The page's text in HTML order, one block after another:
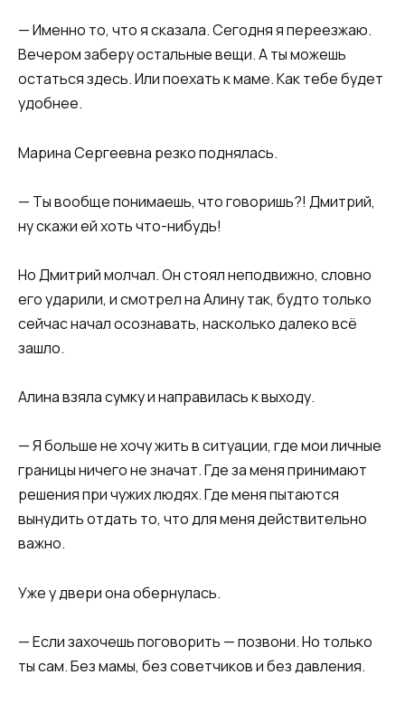
— Именно то, что я сказала. Сегодня я переезжаю.
Вечером заберу остальные вещи. А ты можешь
остаться здесь. Или поехать к маме. Как тебе будет
удобнее.
Марина Сергеевна резко поднялась.
— Ты вообще понимаешь, что говоришь?! Дмитрий,
ну скажи ей хоть что-нибудь!
Но Дмитрий молчал. Он стоял неподвижно, словно
его ударили, и смотрел на Алину так, будто только
сейчас начал осознавать, насколько далеко всё
зашло.
Алина взяла сумку и направилась к выходу.
— Я больше не хочу жить в ситуации, где мои личные
границы ничего не значат. Где за меня принимают
решения при чужих людях. Где меня пытаются
вынудить отдать то, что для меня действительно
важно.
Уже у двери она обернулась.
— Если захочешь поговорить — позвони. Но только
ты сам. Без мамы, без советчиков и без давления.